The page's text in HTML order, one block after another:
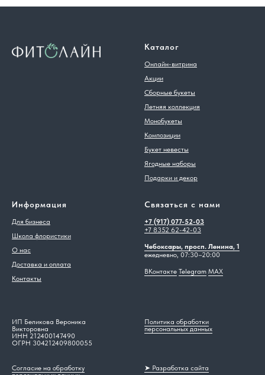
Каталог
Онлайн-витрина
Акции
Сборные букеты
Летняя коллекция
Монобукеты
Композиции
Букет невесты
Ягодные наборы
Подарки и декор
Информация
Для бизнеса
Школа флористики
О нас
Доставка и оплата
Контакты
Связаться с нами
+7 (917) 077-52-03
+7 8352 62-42-03
Чебоксары, просп. Ленина, 1
ежедневно, 07:30–20:00
ВКонтакте Telegram MAX
ИП Беликова Вероника
Викторовна
ИНН 212400147490
ОГРН 304212409800055
Политика обработки
персональных данных
Согласие на обработку
➤ Разработка сайта